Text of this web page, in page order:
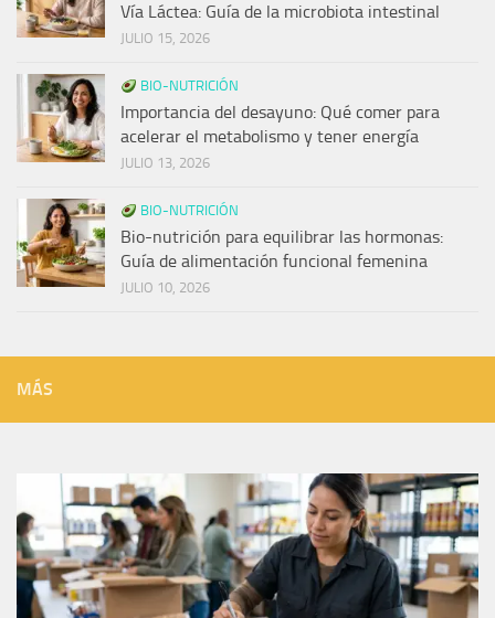
Vía Láctea: Guía de la microbiota intestinal
JULIO 15, 2026
BIO-NUTRICIÓN
Importancia del desayuno: Qué comer para
acelerar el metabolismo y tener energía
JULIO 13, 2026
BIO-NUTRICIÓN
Bio-nutrición para equilibrar las hormonas:
Guía de alimentación funcional femenina
JULIO 10, 2026
MÁS